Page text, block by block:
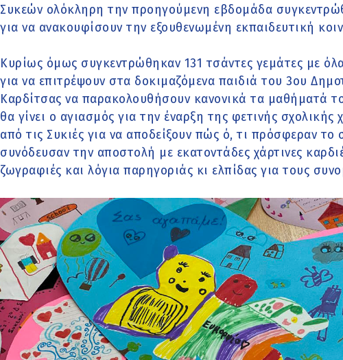
Συκεών ολόκληρη την προηγούμενη εβδομάδα
για να ανακουφίσουν την εξουθενωμένη εκπαιδευτική
Κυρίως όμως συγκεντρώθηκαν 131 τσάντες γεμάτες με
για να επιτρέψουν στα δοκιμαζόμενα παιδιά του 3ου
Καρδίτσας να παρακολουθήσουν κανονικά τα μαθήματά
θα γίνει ο αγιασμός για την έναρξη της φετινής σχολικής
από τις Συκιές για να αποδείξουν πώς ό, τι πρόσφεραν
συνόδευσαν την αποστολή με εκατοντάδες χάρτινες
ζωγραφιές και λόγια παρηγοριάς κι ελπίδας για τους